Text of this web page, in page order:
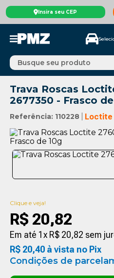
Insira seu CEP
Busque seu produto
Trava Roscas
2677350 - Frasco
Referência: 110228 Loctite
Clique e veja!
R$ 20,82
Em até 1 x R$ 20,82 sem
R$ 20,40 à vista no Pix
Condições de